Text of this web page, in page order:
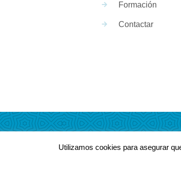
Formación
Contactar
Utilizamos cookies para asegurar